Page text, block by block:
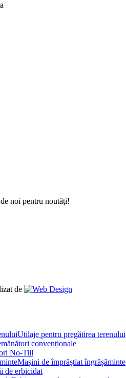
noi pentru noutăţi!
de
Utilaje pentru pregătirea terenului
convenționale
No-Till
Mașini de împrăștiat îngrășăminte
de erbicidat